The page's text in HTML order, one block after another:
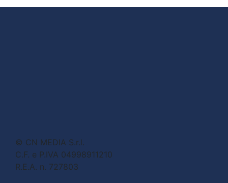
© CN MEDIA S.r.l.
C.F. e P.IVA 04998911210
R.E.A. n. 727803